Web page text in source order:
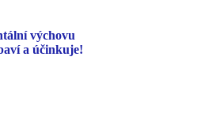
výchovu
a účinkuje!